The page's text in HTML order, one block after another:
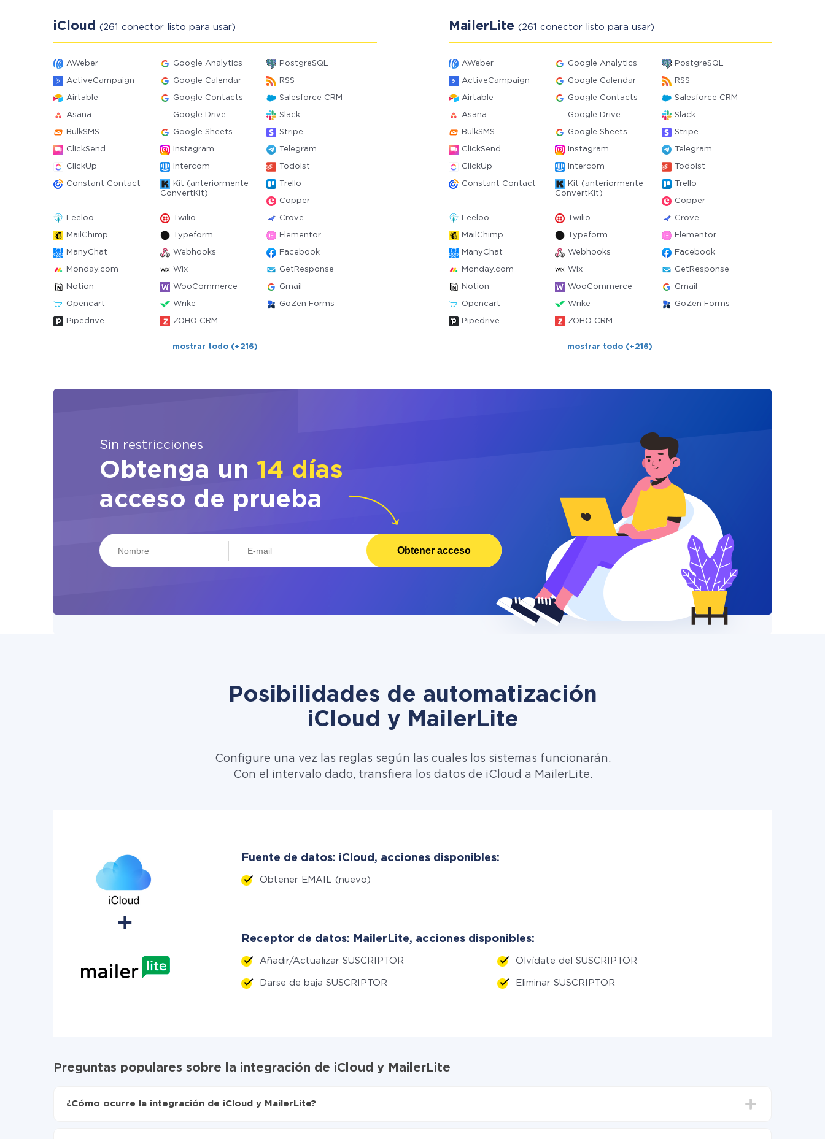
iCloud (261 conector listo para usar)
AWeber Google Analytics PostgreSQL
ActiveCampaign Google Calendar RSS
Airtable Google Contacts Salesforce CRM
Asana Google Drive Slack
BulkSMS Google Sheets Stripe
ClickSend Instagram Telegram
ClickUp Intercom Todoist
Constant Contact
Kit (anteriormente
ConvertKit)
Trello
Copper
Leeloo Twilio Crove
MailChimp Typeform Elementor
ManyChat Webhooks Facebook
Monday.com Wix GetResponse
Notion WooCommerce Gmail
Opencart Wrike GoZen Forms
Pipedrive ZOHO CRM
mostrar todo (+216)
MailerLite (261 conector listo para usar)
AWeber Google Analytics PostgreSQL
ActiveCampaign Google Calendar RSS
Airtable Google Contacts Salesforce CRM
Asana Google Drive Slack
BulkSMS Google Sheets Stripe
ClickSend Instagram Telegram
ClickUp Intercom Todoist
Constant Contact
Kit (anteriormente
ConvertKit)
Trello
Copper
Leeloo Twilio Crove
MailChimp Typeform Elementor
ManyChat Webhooks Facebook
Monday.com Wix GetResponse
Notion WooCommerce Gmail
Opencart Wrike GoZen Forms
Pipedrive ZOHO CRM
mostrar todo (+216)
Sin restricciones
Obtenga un 14 días
acceso de prueba
Obtener acceso
Posibilidades de automatización
iCloud y MailerLite
Configure una vez las reglas según las cuales los sistemas funcionarán.
Con el intervalo dado, transfiera los datos de iCloud a MailerLite.
Fuente de datos: iCloud, acciones disponibles:
Obtener EMAIL (nuevo)
Receptor de datos: MailerLite, acciones disponibles:
Añadir/Actualizar SUSCRIPTOR Olvídate del SUSCRIPTOR
Darse de baja SUSCRIPTOR Eliminar SUSCRIPTOR
Preguntas populares sobre la integración de iCloud y MailerLite
¿Cómo ocurre la integración de iCloud y MailerLite?